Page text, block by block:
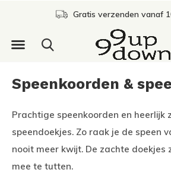
Gratis afhalen in
Speenkoorden &
Prachtige speenkoorden en heerlijk
speendoekjes. Zo raak je de speen
nooit meer kwijt. De zachte doekjes
mee te tutten.